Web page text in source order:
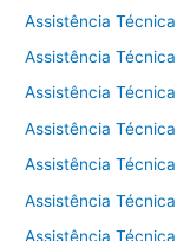
Assistência
Assistência
Assistência
Assistência
Assistência
Assistência
Assistência